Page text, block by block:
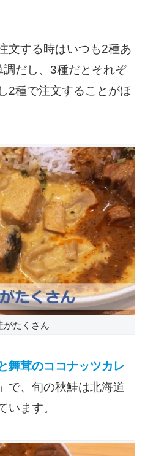
文する時はいつも2種あ
だし、3種だとそれぞ
2種で注文することがほ
がたくさん
舞茸のココナッツカレ
で、旬の秋鮭は北海道
います。